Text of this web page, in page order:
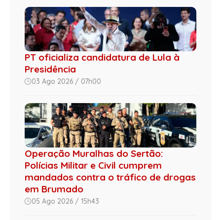
PT oficializa candidatura de Lula à
Presidência
03 Ago 2026 / 07h00
Operação Muralhas do Sertão:
Polícias Militar e Civil cumprem
mandados contra o tráfico de drogas
em Brumado
05 Ago 2026 / 15h43